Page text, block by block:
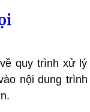
quy trình xử lý
nội dung trình